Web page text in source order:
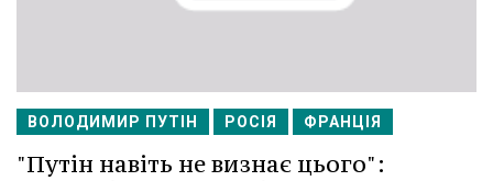
ВОЛОДИМИР ПУТІН РОСІЯ ФРАНЦІЯ
"Путін навіть не визнає цього":